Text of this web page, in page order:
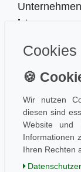
Unternehmen
Impressum
Datenschutz
Information
Wissen
Aktuelles
Folge uns
Einkaufen
Cookies
Wir nutzen
diesen sind
Website und
Informationen
Ihren Rechten